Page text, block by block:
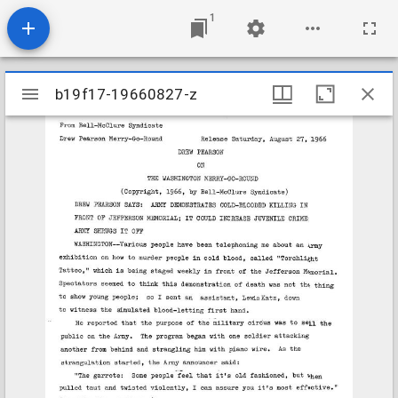
1
Mirador
viewer
b19f17-19660827-z
b19f17-19660827-z